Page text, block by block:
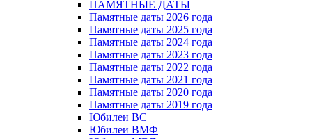
ПАМЯТНЫЕ ДАТЫ
Памятные даты 2026 года
Памятные даты 2025 года
Памятные даты 2024 года
Памятные даты 2023 года
Памятные даты 2022 года
Памятные даты 2021 года
Памятные даты 2020 года
Памятные даты 2019 года
Юбилеи ВС
Юбилеи ВМФ